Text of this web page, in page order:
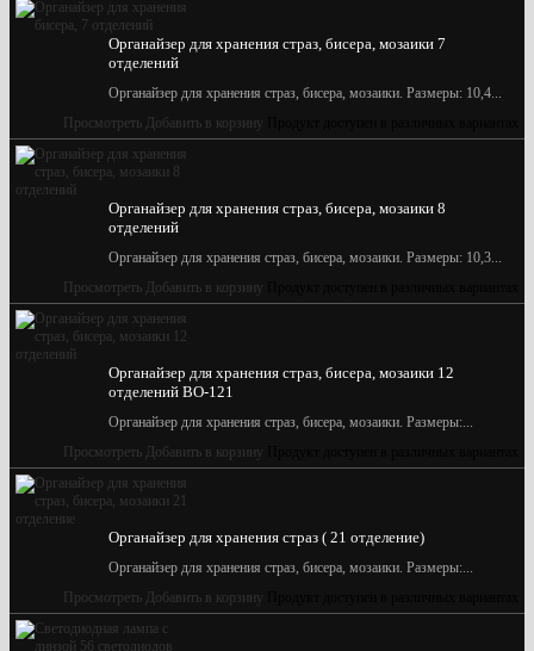
Органайзер для хранения страз, бисера, мозаики 7
отделений
Органайзер для хранения страз, бисера, мозаики. Размеры: 10,4...
Просмотреть Добавить в корзину
Органайзер для хранения страз, бисера, мозаики 8
отделений
Органайзер для хранения страз, бисера, мозаики. Размеры: 10,3...
Просмотреть Добавить в корзину
Органайзер для хранения страз, бисера, мозаики 12
отделений BО-121
Органайзер для хранения страз, бисера, мозаики. Размеры:...
Просмотреть Добавить в корзину
Органайзер для хранения страз ( 21 отделение)
Органайзер для хранения страз, бисера, мозаики. Размеры:...
Просмотреть Добавить в корзину